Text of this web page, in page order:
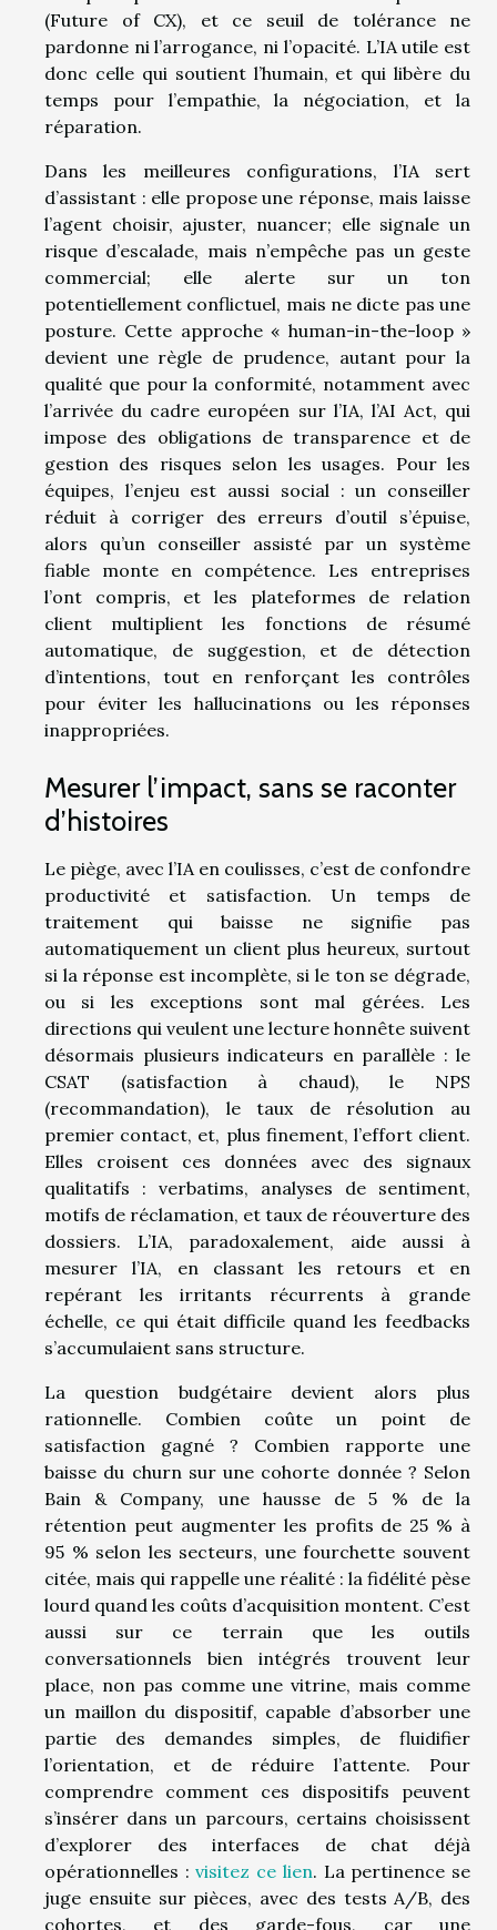
(Future of CX), et ce seuil de tolérance ne
pardonne ni l’arrogance, ni l’opacité. L’IA utile est
donc celle qui soutient l’humain, et qui libère du
temps pour l’empathie, la négociation, et la
réparation.
Dans les meilleures configurations, l’IA sert
d’assistant : elle propose une réponse, mais laisse
l’agent choisir, ajuster, nuancer; elle signale un
risque d’escalade, mais n’empêche pas un geste
commercial; elle alerte sur un ton
potentiellement conflictuel, mais ne dicte pas une
posture. Cette approche « human-in-the-loop »
devient une règle de prudence, autant pour la
qualité que pour la conformité, notamment avec
l’arrivée du cadre européen sur l’IA, l’AI Act, qui
impose des obligations de transparence et de
gestion des risques selon les usages. Pour les
équipes, l’enjeu est aussi social : un conseiller
réduit à corriger des erreurs d’outil s’épuise,
alors qu’un conseiller assisté par un système
fiable monte en compétence. Les entreprises
l’ont compris, et les plateformes de relation
client multiplient les fonctions de résumé
automatique, de suggestion, et de détection
d’intentions, tout en renforçant les contrôles
pour éviter les hallucinations ou les réponses
inappropriées.
Mesurer l’impact, sans se raconter
d’histoires
Le piège, avec l’IA en coulisses, c’est de confondre
productivité et satisfaction. Un temps de
traitement qui baisse ne signifie pas
automatiquement un client plus heureux, surtout
si la réponse est incomplète, si le ton se dégrade,
ou si les exceptions sont mal gérées. Les
directions qui veulent une lecture honnête suivent
désormais plusieurs indicateurs en parallèle : le
CSAT (satisfaction à chaud), le NPS
(recommandation), le taux de résolution au
premier contact, et, plus finement, l’effort client.
Elles croisent ces données avec des signaux
qualitatifs : verbatims, analyses de sentiment,
motifs de réclamation, et taux de réouverture des
dossiers. L’IA, paradoxalement, aide aussi à
mesurer l’IA, en classant les retours et en
repérant les irritants récurrents à grande
échelle, ce qui était difficile quand les feedbacks
s’accumulaient sans structure.
La question budgétaire devient alors plus
rationnelle. Combien coûte un point de
satisfaction gagné ? Combien rapporte une
baisse du churn sur une cohorte donnée ? Selon
Bain & Company, une hausse de 5 % de la
rétention peut augmenter les profits de 25 % à
95 % selon les secteurs, une fourchette souvent
citée, mais qui rappelle une réalité : la fidélité pèse
lourd quand les coûts d’acquisition montent. C’est
aussi sur ce terrain que les outils
conversationnels bien intégrés trouvent leur
place, non pas comme une vitrine, mais comme
un maillon du dispositif, capable d’absorber une
partie des demandes simples, de fluidifier
l’orientation, et de réduire l’attente. Pour
comprendre comment ces dispositifs peuvent
s’insérer dans un parcours, certains choisissent
d’explorer des interfaces de chat déjà
opérationnelles :visitez ce lien. La pertinence se
juge ensuite sur pièces, avec des tests A/B, des
cohortes, et des garde-fous, car une